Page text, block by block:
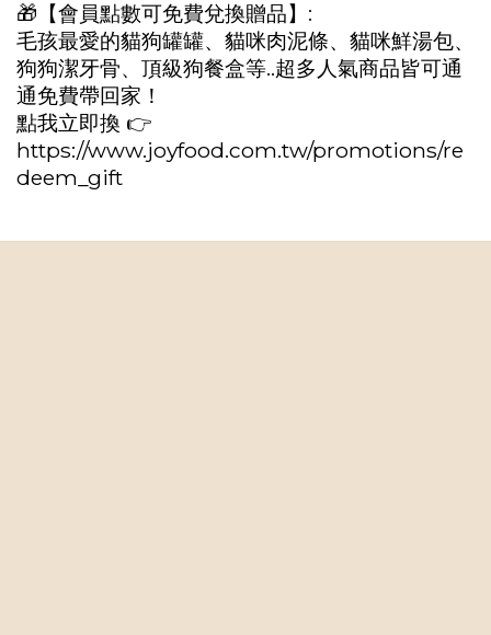
🎁【會員點數可免費兌換贈品】:
毛孩最愛的貓狗罐罐、貓咪肉泥條、貓咪鮮湯包、
狗狗潔牙骨、頂級狗餐盒等..超多人氣商品皆可通
通免費帶回家！
點我立即換 👉
https://www.joyfood.com.tw/promotions/re
deem_gift